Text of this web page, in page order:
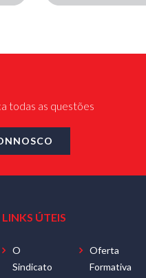
todas as questões
LINKS ÚTEIS
O
Sindicato
Oferta
Formativa